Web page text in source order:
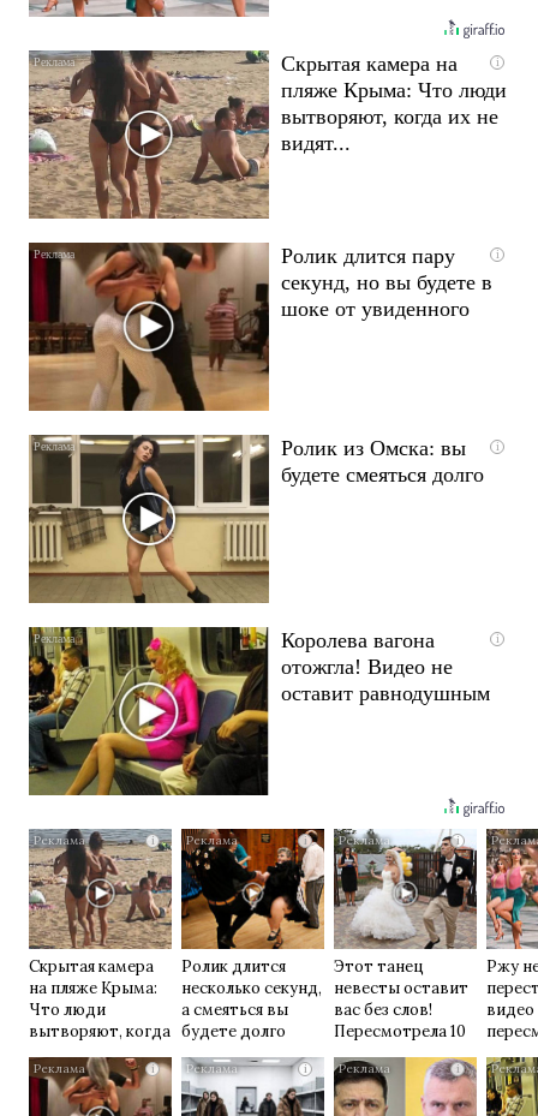
i
Скрытая камера на
пляже Крыма: Что люди
вытворяют, когда их не
видят...
i
Ролик длится пару
секунд, но вы будете в
шоке от увиденного
i
Ролик из Омска: вы
будете смеяться долго
i
Королева вагона
отожгла! Видео не
оставит равнодушным
i
Скрытая камера
на пляже Крыма:
Что люди
вытворяют, когда
их не видят...
i
Ролик длится
несколько секунд,
а смеяться вы
будете долго
i
Этот танец
невесты оставит
вас без слов!
Пересмотрела 10
раз
Ржу
видео
раз
i i i